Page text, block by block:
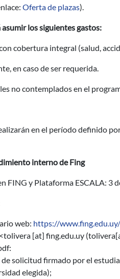
Oferta de plazas).
los siguientes gastos:
cobertura integral (salud,
en caso de ser requerida.
no contemplados en el
en el período definido
interno de Fing
FING y Plataforma ESCALA: 3
web: https://
tolivera [at] fing.edu.uy
solicitud firmado por el
elegida);